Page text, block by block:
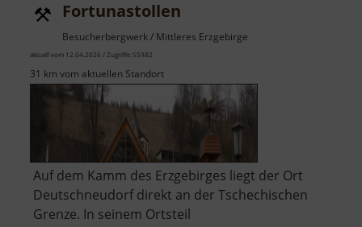
Fortunastollen
Besucherbergwerk / Mittleres Erzgebirge
aktuell vom 12.04.2026 / Zugriffe: 55982
31 km vom aktuellen Standort
Auf dem Kamm des Erzgebirges liegt der Ort
Deutschneudorf direkt an der Tschechischen
Grenze. In seinem Ortsteil